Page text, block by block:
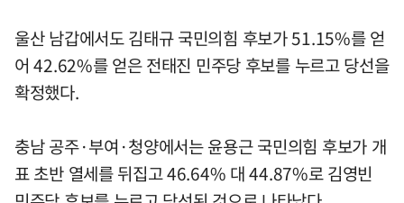
울산 남갑에서도 김태규 국민의힘 후보가 51.15%를 얻
어 42.62%를 얻은 전태진 민주당 후보를 누르고 당선을
확정했다.
충남 공주·부여·청양에서는 윤용근 국민의힘 후보가 개
표 초반 열세를 뒤집고 46.64% 대 44.87%로 김영빈